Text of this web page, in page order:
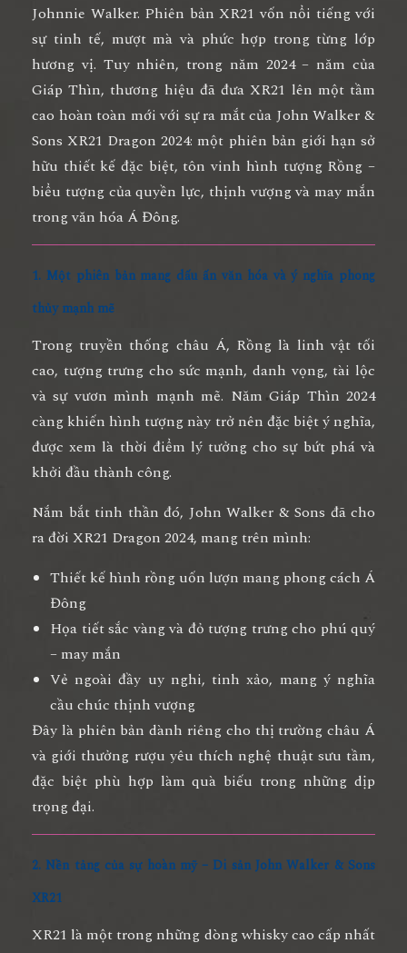
Johnnie Walker. Phiên bản XR21 vốn nổi tiếng với
sự tinh tế, mượt mà và phức hợp trong từng lớp
hương vị. Tuy nhiên, trong năm 2024 – năm của
Giáp Thìn, thương hiệu đã đưa XR21 lên một tầm
cao hoàn toàn mới với sự ra mắt của John Walker &
Sons XR21 Dragon 2024: một phiên bản giới hạn sở
hữu thiết kế đặc biệt, tôn vinh hình tượng Rồng –
biểu tượng của quyền lực, thịnh vượng và may mắn
trong văn hóa Á Đông.
1. Một phiên bản mang dấu ấn văn hóa và ý nghĩa phong
thủy mạnh mẽ
Trong truyền thống châu Á, Rồng là linh vật tối
cao, tượng trưng cho sức mạnh, danh vọng, tài lộc
và sự vươn mình mạnh mẽ. Năm Giáp Thìn 2024
càng khiến hình tượng này trở nên đặc biệt ý nghĩa,
được xem là thời điểm lý tưởng cho sự bứt phá và
khởi đầu thành công.
Nắm bắt tinh thần đó, John Walker & Sons đã cho
ra đời XR21 Dragon 2024, mang trên mình:
Thiết kế hình rồng uốn lượn mang phong cách Á
Đông
Họa tiết sắc vàng và đỏ tượng trưng cho phú quý
– may mắn
Vẻ ngoài đầy uy nghi, tinh xảo, mang ý nghĩa
cầu chúc thịnh vượng
Đây là phiên bản dành riêng cho thị trường châu Á
và giới thưởng rượu yêu thích nghệ thuật sưu tầm,
đặc biệt phù hợp làm quà biếu trong những dịp
trọng đại.
2. Nền tảng của sự hoàn mỹ – Di sản John Walker & Sons
XR21
XR21 là một trong những dòng whisky cao cấp nhất